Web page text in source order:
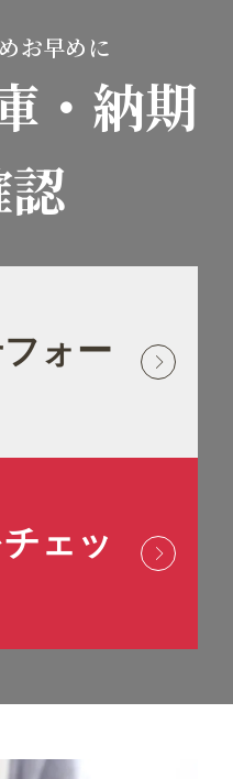
お早めに
・納期
ォー
ェッ